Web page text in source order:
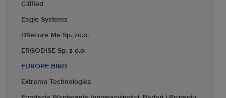
Citified
Eagle Systems
DSecure Me Sp. zo.o.
ERGODISE Sp. z o.o.
EUROPE BIRD
Extremo Technologies